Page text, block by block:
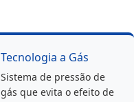
Tecnologia a Gás
Sistema de pressão de
gás que evita o efeito de